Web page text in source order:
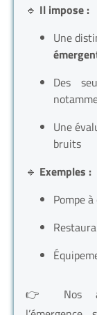
🔹 Il impose :
Une
Des
Une
bruits
🔹 Exemples :
Pompe
👉 Nos